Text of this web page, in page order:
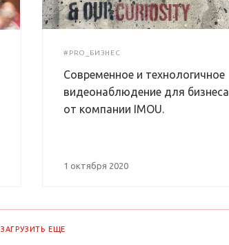
#PRO_БИЗНЕС
Современное и технологичное
видеонаблюдение для бизнеса
от компании IMOU.
1 октября 2020
ЗАГРУЗИТЬ ЕЩЕ